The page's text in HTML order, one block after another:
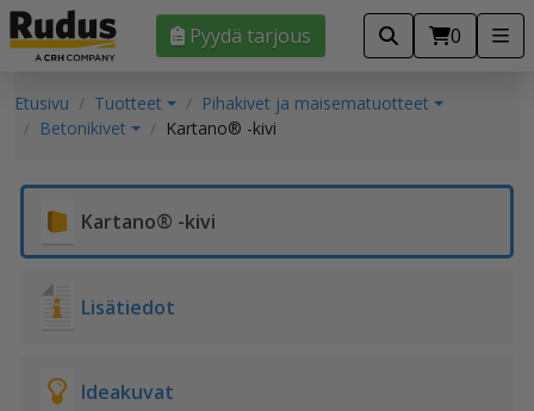
Pyydä tarjous 0
Etusivu Tuotteet
Pihakivet ja maisematuotteet
Betonikivet
Kartano® -kivi
Kartano® -kivi
Lisätiedot
Ideakuvat